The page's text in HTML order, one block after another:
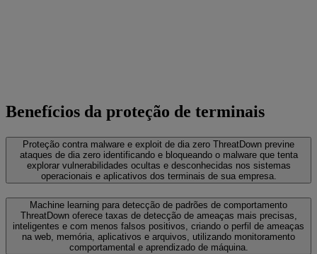
Benefícios da proteção de terminais
Proteção contra malware e exploit de dia zero ThreatDown previne
ataques de dia zero identificando e bloqueando o malware que tenta
explorar vulnerabilidades ocultas e desconhecidas nos sistemas
operacionais e aplicativos dos terminais de sua empresa.
Machine learning para detecção de padrões de comportamento
ThreatDown oferece taxas de detecção de ameaças mais precisas,
inteligentes e com menos falsos positivos, criando o perfil de ameaças
na web, memória, aplicativos e arquivos, utilizando monitoramento
comportamental e aprendizado de máquina.